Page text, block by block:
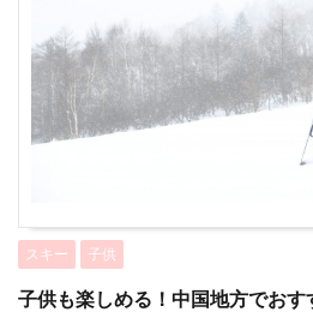
スキー 子供
子供も楽しめる！中国地方でお